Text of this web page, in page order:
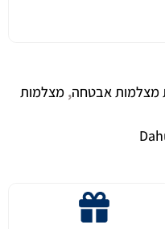
מצלמות אבטחה, מצלמות